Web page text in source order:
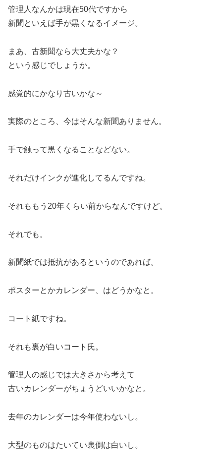
管理人なんかは現在50代ですから
新聞といえば手が黒くなるイメージ。
まあ、古新聞なら大丈夫かな？
という感じでしょうか。
感覚的にかなり古いかな～
実際のところ、今はそんな新聞ありません。
手で触って黒くなることなどない。
それだけインクが進化してるんですね。
それももう20年くらい前からなんですけど。
それでも。
新聞紙では抵抗があるというのであれば。
ポスターとかカレンダー、はどうかなと。
コート紙ですね。
それも裏が白いコート氏。
管理人の感じでは大きさから考えて
古いカレンダーがちょうどいいかなと。
去年のカレンダーは今年使わないし。
大型のものはたいてい裏側は白いし。